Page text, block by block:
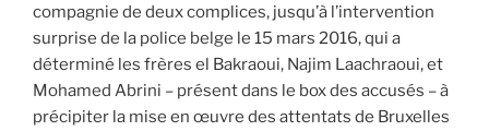
compagnie de deux complices, jusqu’à l’intervention
surprise de la police belge le 15 mars 2016, qui a
déterminé les frères el Bakraoui, Najim Laachraoui, et
Mohamed Abrini – présent dans le box des accusés – à
précipiter la mise en œuvre des attentats de Bruxelles